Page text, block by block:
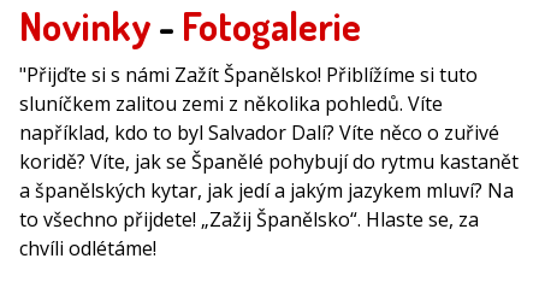
Novinky- Fotogalerie
"Přijďte si s námi Zažít Španělsko! Přiblížíme si tuto
sluníčkem zalitou zemi z několika pohledů. Víte
například, kdo to byl Salvador Dalí? Víte něco o zuřivé
koridě? Víte, jak se Španělé pohybují do rytmu kastanět
a španělských kytar, jak jedí a jakým jazykem mluví? Na
to všechno přijdete! „Zažij Španělsko“. Hlaste se, za
chvíli odlétáme!